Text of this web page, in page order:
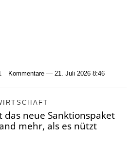
Kommentare — 21. Juli 2026 8:46
das neue Sanktionspaket
mehr, als es nützt